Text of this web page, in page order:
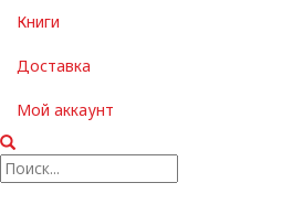
Книги
Доставка
Мой аккаунт